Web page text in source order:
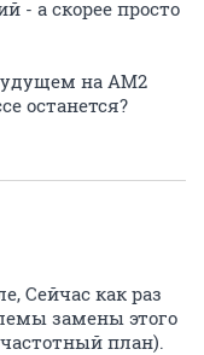
- а скорее просто
на АМ2
останется?
Сейчас как раз
замены этого
план).